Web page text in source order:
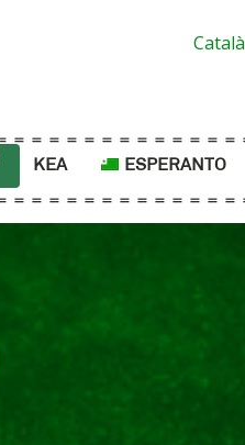
Català
KEA ESPERANTO